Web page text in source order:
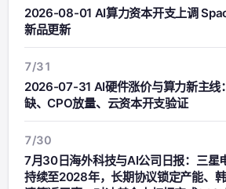
2026-08-01 AI算力资本开支上调
新品更新
7/31
2026-07-31 AI硬件涨价与算力新主线
缺、CPO放量、云资本开支验证
7/30
7月30日海外科技与AI公司日报：三星
持续至2028年，长期协议锁定产能、